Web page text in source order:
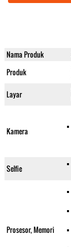
Nama Produk
Produk
Layar
Kamera
Selfie
Prosesor, Memori